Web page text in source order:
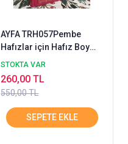
AYFA TRH057Pembe
Hafızlar için Hafız Boy
Kuranı Kerim Termo Cilt
STOKTA VAR
550,00 TL
260,00 TL